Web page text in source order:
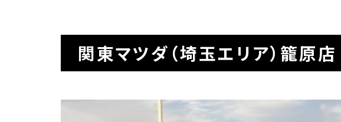
関東マツダ（埼玉エリア）籠原店